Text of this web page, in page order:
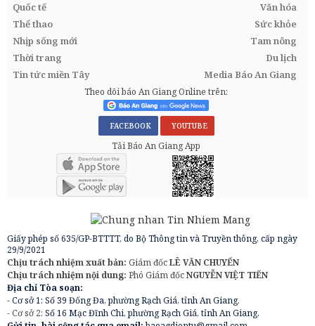
Quốc tế
Văn hóa
Thể thao
Sức khỏe
Nhịp sống mới
Tam nông
Thời trang
Du lịch
Tin tức miền Tây
Media Báo An Giang
Theo dõi báo An Giang Online trên:
FACEBOOK YOUTUBE
Tải Báo An Giang App
Giấy phép số 635/GP-BTTTT, do Bộ Thông tin và Truyền thông, cấp ngày
29/9/2021
Chịu trách nhiệm xuất bản: Giám đốcLÊ VĂN CHUYỂN
Chịu trách nhiệm nội dung: Phó Giám đốcNGUYỄN VIỆT TIẾN
Địa chỉ Tòa soạn:
- Cơ sở 1: Số 39 Đống Đa, phường Rạch Giá, tỉnh An Giang.
- Cơ sở 2: Số 16 Mạc Đĩnh Chi, phường Rạch Giá, tỉnh An Giang.